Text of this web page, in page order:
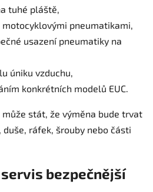
tuhé pláště,
pneumatikami,
usazení pneumatiky na
úniku vzduchu,
konkrétních modelů EUC.
stát, že výměna bude trvat
ráfek, šrouby nebo části
bezpečnější